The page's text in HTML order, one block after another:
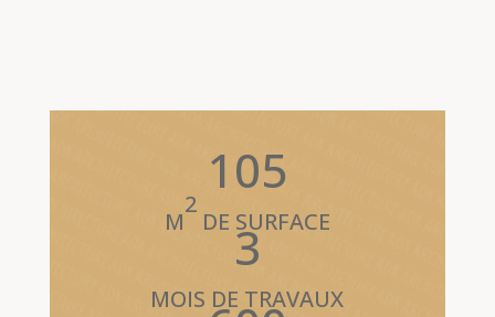
105105
M
2
DE SURFACE
33
MOIS DE TRAVAUX